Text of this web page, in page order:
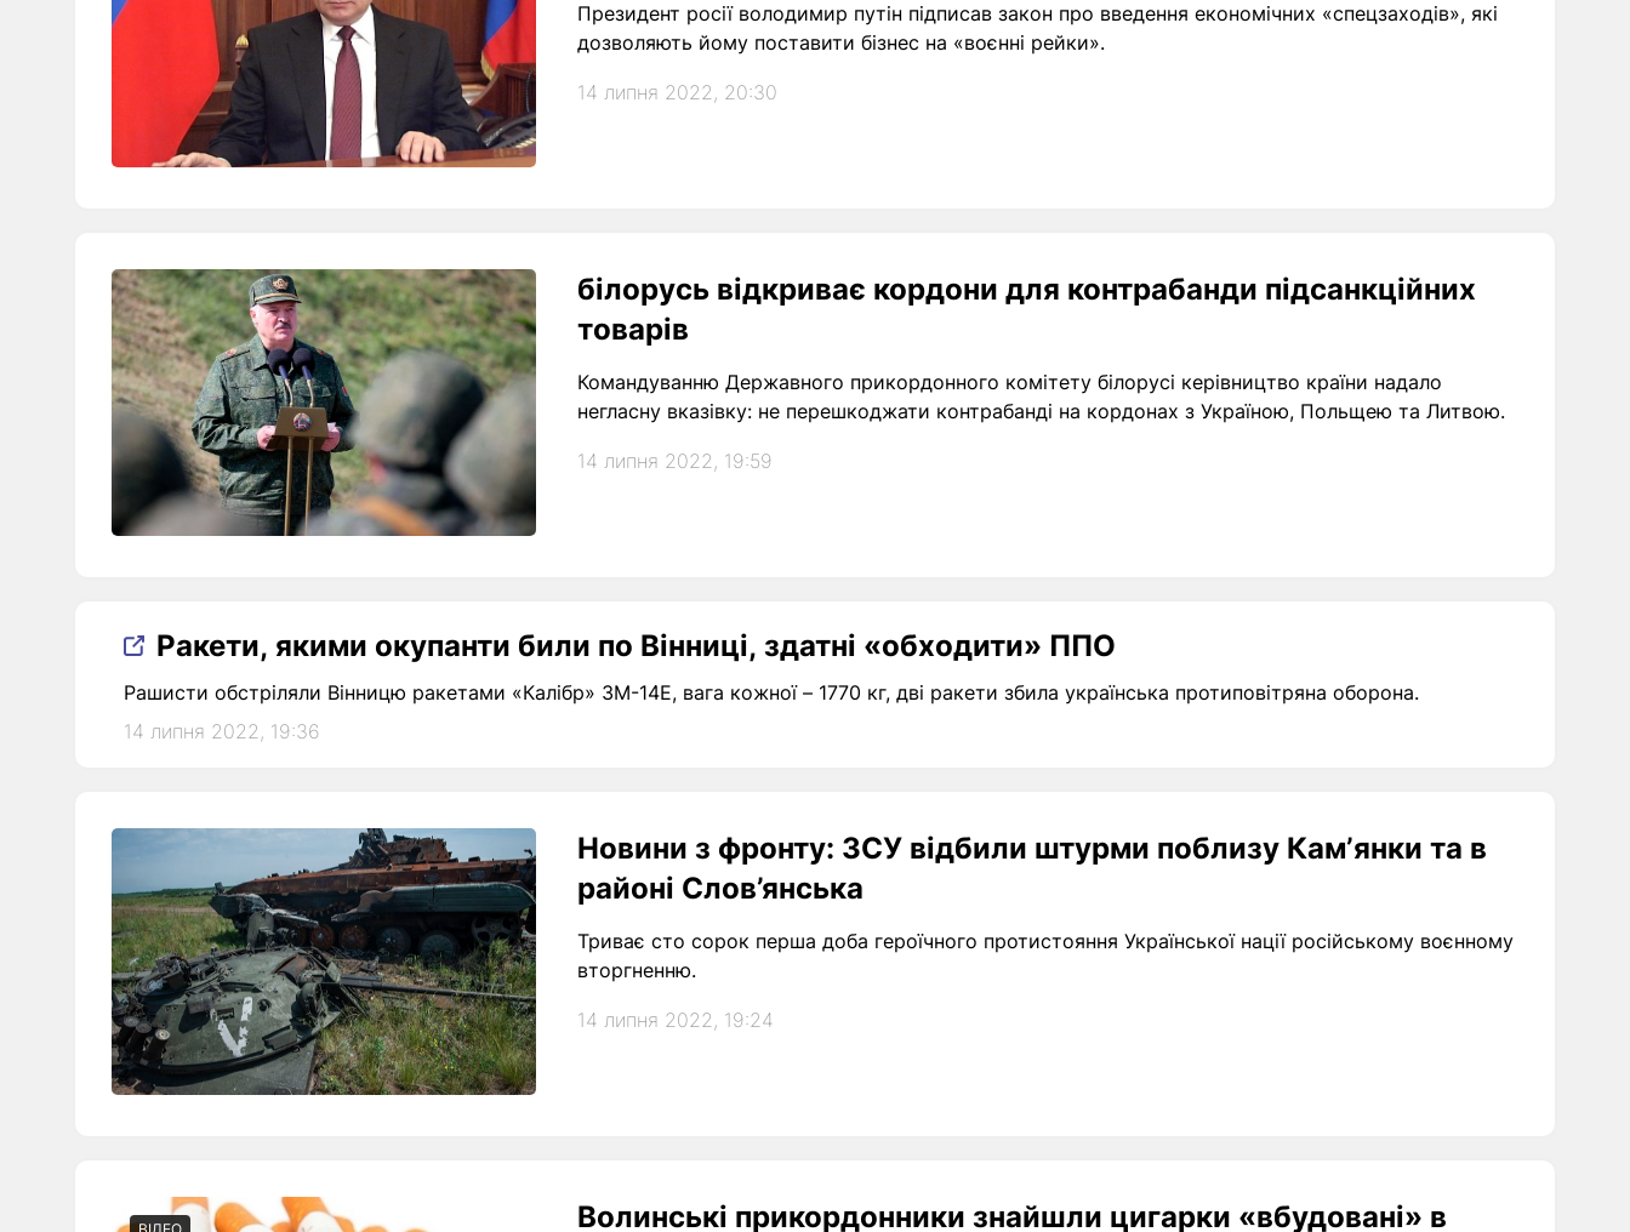
Президент росії володимир путін підписав закон про введення економічних «спецзаходів», які
дозволяють йому поставити бізнес на «воєнні рейки».
14 липня 2022, 20:30
білорусь відкриває кордони для контрабанди підсанкційних
товарів
Командуванню Державного прикордонного комітету білорусі керівництво країни надало
негласну вказівку: не перешкоджати контрабанді на кордонах з Україною, Польщею та Литвою.
14 липня 2022, 19:59
Ракети, якими окупанти били по Вінниці, здатні «обходити» ППО
Рашисти обстріляли Вінницю ракетами «Калібр» 3М-14Е, вага кожної – 1770 кг, дві ракети збила українська протиповітряна оборона.
14 липня 2022, 19:36
Новини з фронту: ЗСУ відбили штурми поблизу Камʼянки та в
районі Слов’янська
Триває сто сорок перша доба героїчного протистояння Української нації російському воєнному
вторгненню.
14 липня 2022, 19:24
Волинські прикордонники знайшли цигарки «вбудовані» в